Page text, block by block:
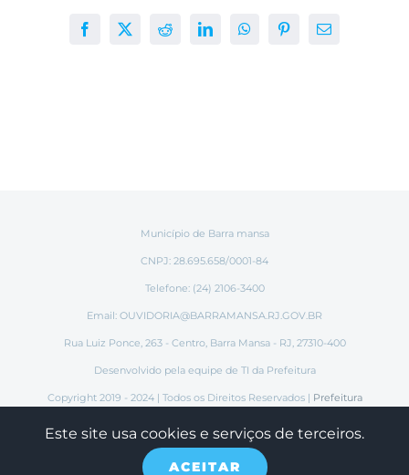
Facebook
X RedditLinkedInWhatsAppPinterest
E-
Município de Barra mansa
CNPJ: 28.695.658/0001-84
Telefone: (24) 2106-3400
Email: OUVIDORIA@BARRAMANSA.RJ.GOV.BR
Rua Luiz Ponce, 263 - Centro, Barra Mansa - RJ, 27310-400
Desenvolvido pela equipe de TI da Prefeitura
Copyright 2019 - 2024 | Todos os Direitos Reservados | Prefeitura
Municipal de Barra Mansa
Este site usa cookies e serviços de terceiros.
ACEITAR